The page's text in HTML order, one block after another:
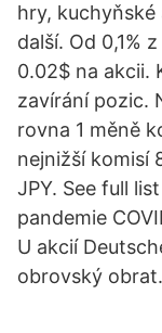
hry,
další. Оd 0,1%
0.02$ na akcii.
zavírání pozic.
rovna 1 měně
nejnižší komisí
JPY. See full
pandemie
U akcií
obrovský obrat.